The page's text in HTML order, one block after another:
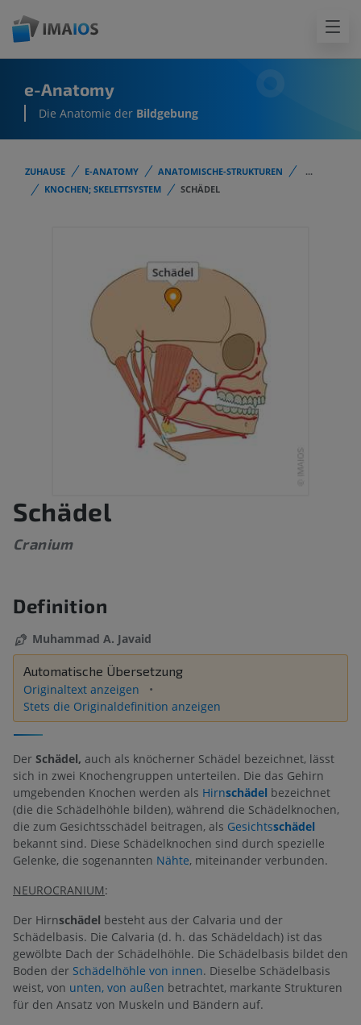
e-Anatomy
Die Anatomie der Bildgebung
ZUHAUSE E-ANATOMY ANATOMISCHE-STRUKTUREN
...
KNOCHEN; SKELETTSYSTEM
SCHÄDEL
Schädel
Cranium
Definition
Muhammad A. Javaid
Automatische Übersetzung
Originaltext anzeigen
Stets die Originaldefinition anzeigen
Der Schädel, auch als knöcherner Schädel bezeichnet, lässt
sich in zwei Knochengruppen unterteilen. Die das Gehirn
umgebenden Knochen werden als Hirnschädel bezeichnet
(die die Schädelhöhle bilden), während die Schädelknochen,
die zum Gesichtsschädel beitragen, als Gesichtsschädel
bekannt sind. Diese Schädelknochen sind durch spezielle
Gelenke, die sogenannten Nähte, miteinander verbunden.
NEUROCRANIUM:
Der Hirnschädel besteht aus der Calvaria und der
Schädelbasis. Die Calvaria (d. h. das Schädeldach) ist das
gewölbte Dach der Schädelhöhle. Die Schädelbasis bildet den
Boden der Schädelhöhle von innen. Dieselbe Schädelbasis
weist, von unten, von außen betrachtet, markante Strukturen
für den Ansatz von Muskeln und Bändern auf.